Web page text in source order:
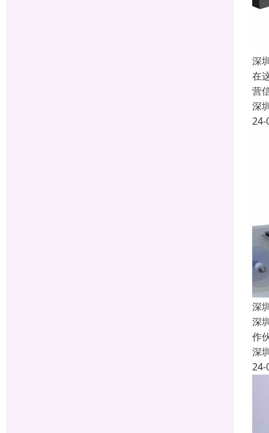
深
在
营
深
24-
深
深
作
深
24-